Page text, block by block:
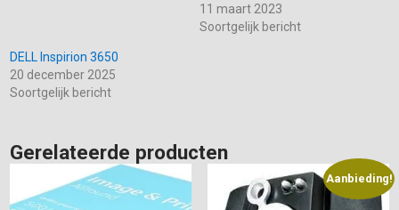
11 maart 2023
Soortgelijk bericht
DELL Inspirion 3650
20 december 2025
Soortgelijk bericht
Gerelateerde producten
Aanbieding!